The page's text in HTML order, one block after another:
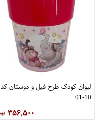
لیوان کودک طرح فیل و دوستان کد
10-01
۳۵۶,۵۰۰